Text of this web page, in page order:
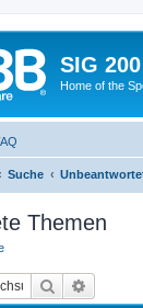
SIG 200
Home of the
Suche
Themen
Suche